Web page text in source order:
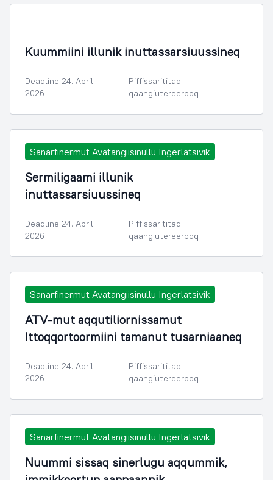
Kuummiini illunik inuttassarsiuussineq
Deadline 24. April
2026
Piffissarititaq
qaangiutereerpoq
Sanarfinermut Avatangiisinullu Ingerlatsivik
Sermiligaami illunik
inuttassarsiuussineq
Deadline 24. April
2026
Piffissarititaq
qaangiutereerpoq
Sanarfinermut Avatangiisinullu Ingerlatsivik
ATV-mut aqqutiliornissamut
Ittoqqortoormiini tamanut tusarniaaneq
Deadline 24. April
2026
Piffissarititaq
qaangiutereerpoq
Sanarfinermut Avatangiisinullu Ingerlatsivik
Nuummi sissaq sinerlugu aqqummik,